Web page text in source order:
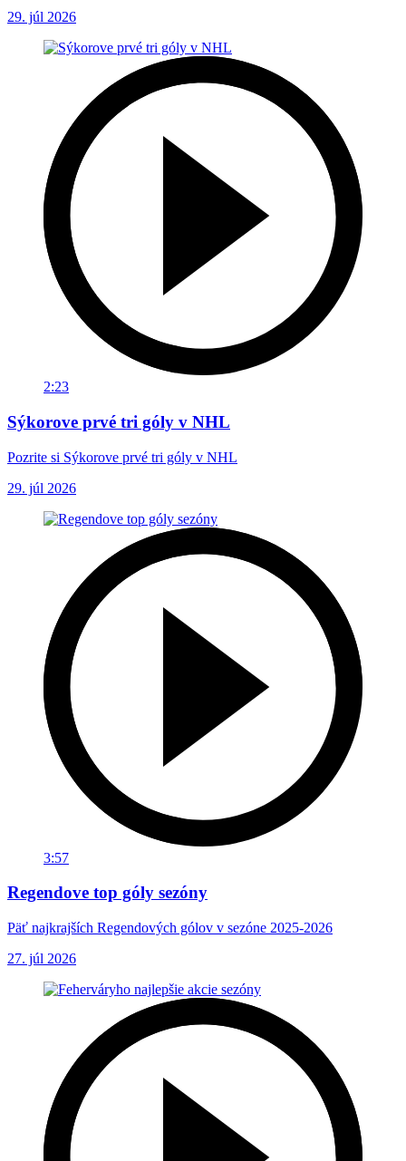
29. júl 2026
2:23
Sýkorove prvé tri góly v NHL
Pozrite si Sýkorove prvé tri góly v NHL
29. júl 2026
3:57
Regendove top góly sezóny
Päť najkrajších Regendových gólov v sezóne 2025-2026
27. júl 2026